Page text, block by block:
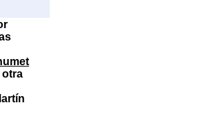
otra